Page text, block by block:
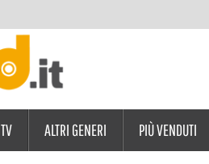
TV ALTRI GENERI PIÙ VENDUTI